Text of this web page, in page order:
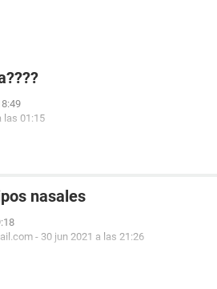
las 01:15
nasales
- 30 jun 2021 a las 21:26